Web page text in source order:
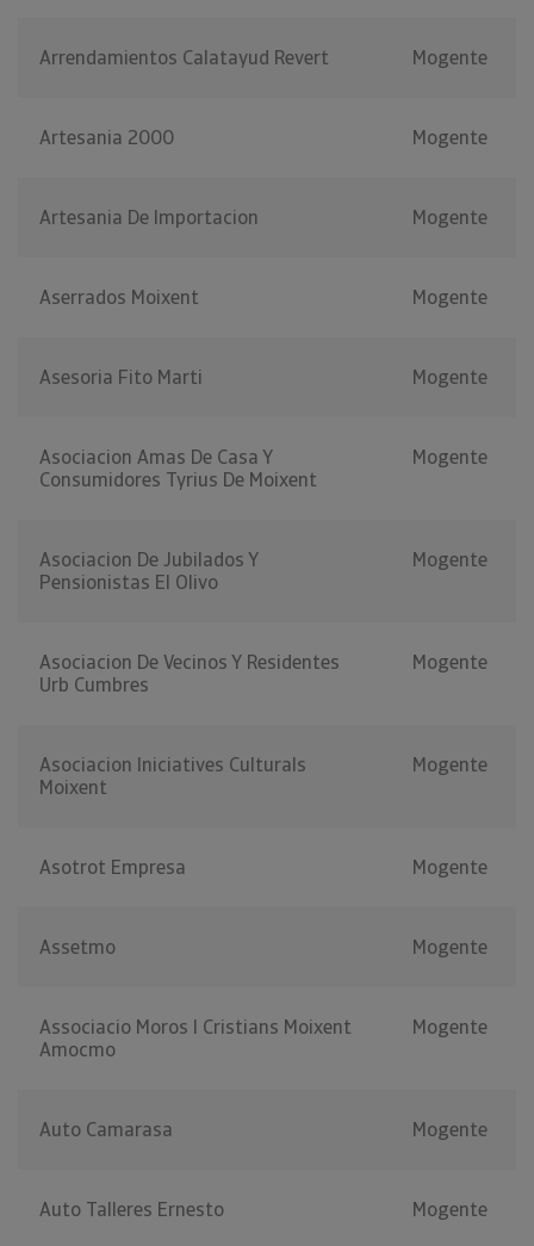
Arrendamientos Calatayud Revert Mogente
Artesania 2000 Mogente
Artesania De Importacion Mogente
Aserrados Moixent Mogente
Asesoria Fito Marti Mogente
Asociacion Amas De Casa Y
Consumidores Tyrius De Moixent
Mogente
Asociacion De Jubilados Y
Pensionistas El Olivo
Mogente
Asociacion De Vecinos Y Residentes
Urb Cumbres
Mogente
Asociacion Iniciatives Culturals
Moixent
Mogente
Asotrot Empresa Mogente
Assetmo Mogente
Associacio Moros I Cristians Moixent
Amocmo
Mogente
Auto Camarasa Mogente
Auto Talleres Ernesto Mogente